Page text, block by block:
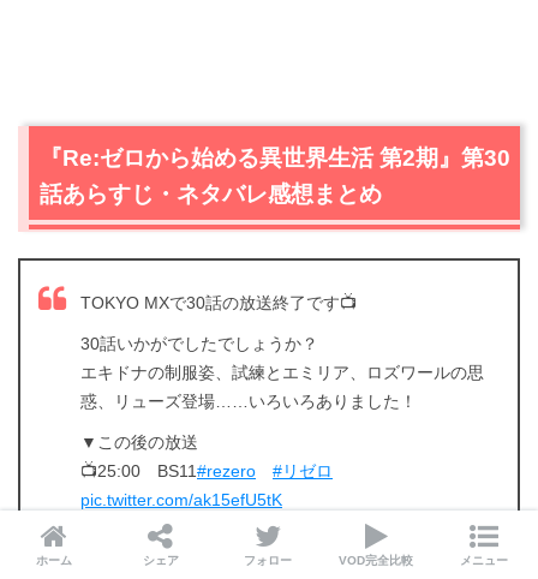
『Re:ゼロから始める異世界生活 第2期』第30
話あらすじ・ネタバレ感想まとめ
TOKYO MXで30話の放送終了です📺
30話いかがでしたでしょうか？
エキドナの制服姿、試練とエミリア、ロズワールの思
惑、リューズ登場……いろいろありました！
▼この後の放送
📺25:00 BS11#rezero
#リゼロ
pic.twitter.com/ak15efU5tK
— 『Re:ゼロから始める異世界生活』公式
(@Rezero_official)
August 5, 2020
ホーム シェア フォロー VOD完全比較 メニュー